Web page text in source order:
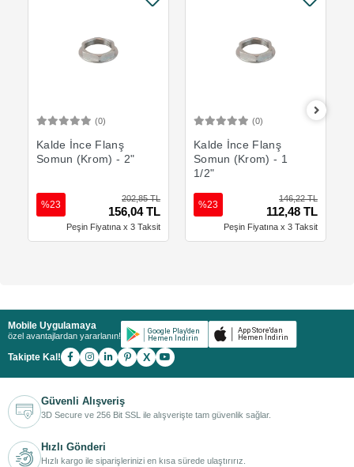
(0)
Kalde İnce Flanş
Somun (Krom) - 2"
202,85 TL
156,04 TL
%23
Peşin Fiyatına x 3 Taksit
(0)
Kalde İnce Flanş
Somun (Krom) - 1
1/2"
146,22 TL
112,48 TL
%23
Peşin Fiyatına x 3 Taksit
Mobile Uygulamaya
özel avantajlardan yararlanın!
Takipte Kal! X
Güvenli Alışveriş
3D Secure ve 256 Bit SSL ile alışverişte tam güvenlik sağlar.
Hızlı Gönderi
Hızlı kargo ile siparişlerinizi en kısa sürede ulaştırırız.